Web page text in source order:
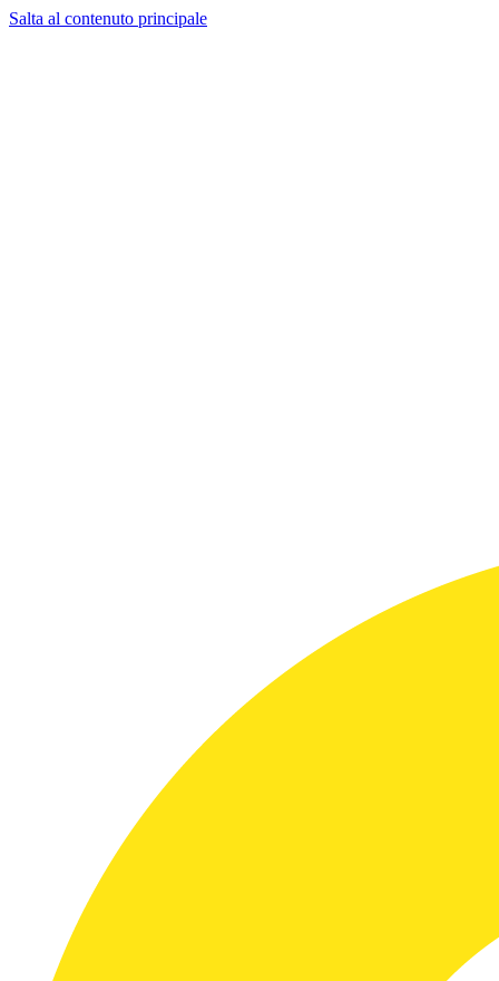
Salta al contenuto principale